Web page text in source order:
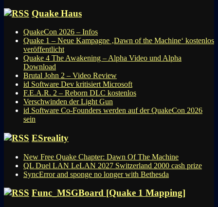
Quake Haus
QuakeCon 2026 – Infos
Quake 1 – Neue Kampagne ‚Dawn of the Machine‘ kostenlos
veröffentlicht
Quake 4 The Awakening – Alpha Video und Alpha
Download
Brutal John 2 – Video Review
id Software Dev kritisiert Microsoft
F.E.A.R. 2 – Reborn DLC kostenlos
Verschwinden der Light Gun
id Software Co-Founders werden auf der QuakeCon 2026
sein
ESreality
New Free Quake Chapter: Dawn Of The Machine
QL Duel LAN LeLAN 2027 Switzerland 2000 cash prize
SyncError and sponge no longer with Bethesda
Func_MSGBoard [Quake 1 Mapping]